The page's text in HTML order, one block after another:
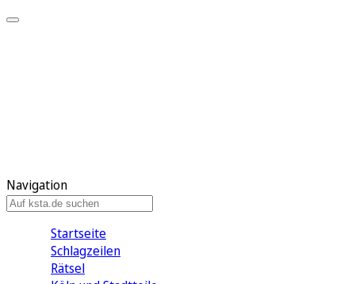
Navigation
Startseite
Schlagzeilen
Rätsel